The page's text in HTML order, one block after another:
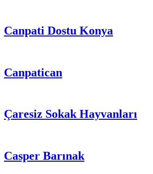
Canpati Dostu Konya
Canpatican
Çaresiz Sokak Hayvanları
Casper Barınak